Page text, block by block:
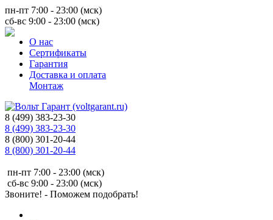
пн-пт 7:00 - 23:00 (мск)
сб-вс 9:00 - 23:00 (мск)
О нас
Сертификаты
Гарантия
Доставка и оплата
Монтаж
8 (499) 383-23-30
8 (499) 383-23-30
8 (800) 301-20-44
8 (800) 301-20-44
пн-пт 7:00 - 23:00 (мск)
сб-вс 9:00 - 23:00 (мск)
Звоните! - Поможем подобрать!